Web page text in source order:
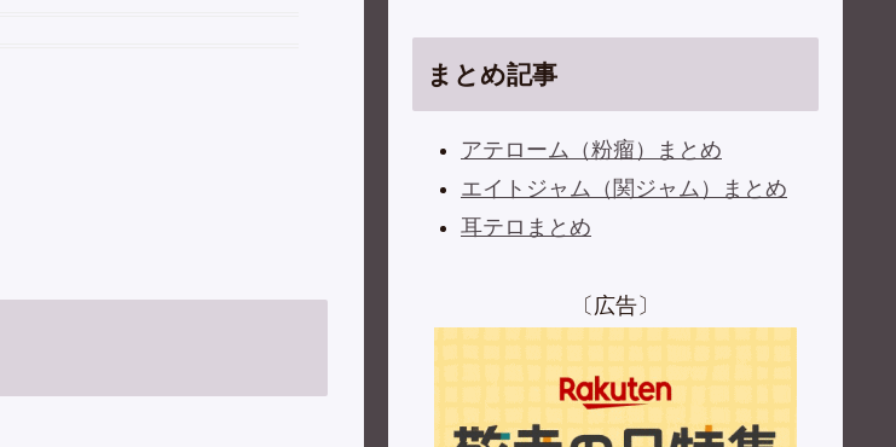
まとめ記事
アテローム（粉瘤）まとめ
エイトジャム（関ジャム）まとめ
耳テロまとめ
〔広告〕